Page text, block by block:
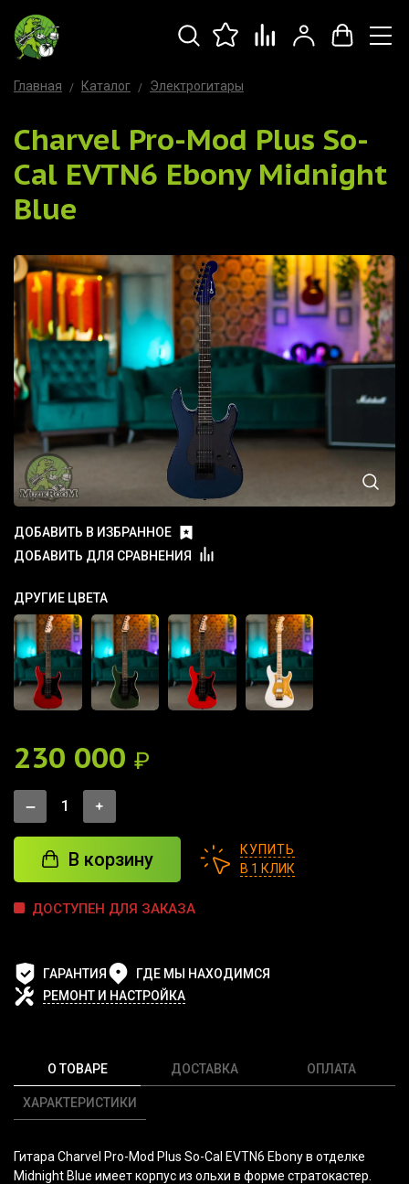
Главная Каталог Электрогитары
Charvel Pro-Mod Plus So-
Cal EVTN6 Ebony Midnight
Blue
ДОБАВИТЬ В ИЗБРАННОЕ
ДОБАВИТЬ ДЛЯ СРАВНЕНИЯ
ДРУГИЕ ЦВЕТА
230 000 ₽
В корзину
КУПИТЬ
В 1 КЛИК
ДОСТУПЕН ДЛЯ ЗАКАЗА
ГАРАНТИЯ
ГДЕ МЫ НАХОДИМСЯ
РЕМОНТ И НАСТРОЙКА
О ТОВАРЕ
ХАРАКТЕРИСТИКИ
ДОСТАВКА ОПЛАТА
Гитара Charvel Pro-Mod Plus So-Cal EVTN6 Ebony в отделке
Midnight Blue имеет корпус из ольхи в форме стратокастер.